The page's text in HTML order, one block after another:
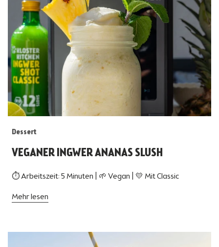
Dessert
VEGANER INGWER ANANAS SLUSH
⏱ Arbeitszeit: 5 Minuten | 🌱 Vegan | 💛 Mit Classic
Mehr lesen